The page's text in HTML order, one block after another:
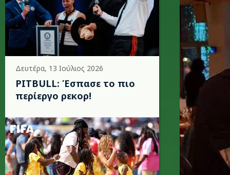
Δευτέρα, 13 Ιούλιος 2026
PITBULL: Έσπασε το πιο
περίεργο ρεκορ!